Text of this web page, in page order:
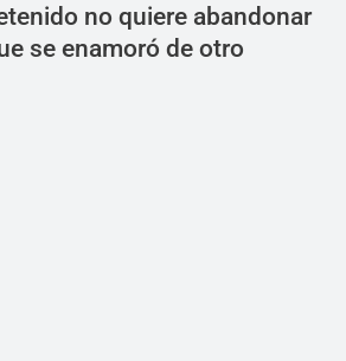
no quiere abandonar
se enamoró de otro